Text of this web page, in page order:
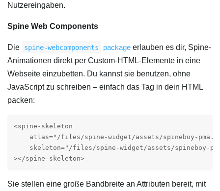
Nutzereingaben.
Spine Web Components
Die spine-webcomponents package erlauben es dir, Spine-
Animationen direkt per Custom-HTML-Elemente in eine
Webseite einzubetten. Du kannst sie benutzen, ohne
JavaScript zu schreiben – einfach das Tag in dein HTML
packen:
<spine-skeleton
atlas="/files/spine-widget/assets/spineboy-
skeleton="/files/spine-widget/assets/spineboy-
></spine-skeleton>
Sie stellen eine große Bandbreite an Attributen bereit, mit